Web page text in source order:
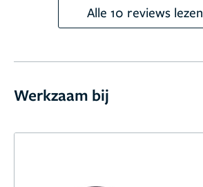
Alle 10 reviews lezen
Werkzaam bij